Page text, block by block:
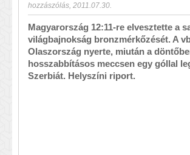
hozzászólás 2011.07.30.
Magyarország 12:11-re elvesztette a
világbajnokság bronzmérkőzését. A
Olaszország nyerte, miután a
hosszabbításos meccsen egy góllal
Szerbiát. Helyszíni riport.